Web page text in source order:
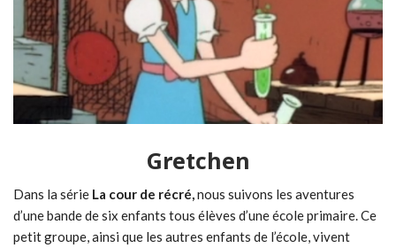
Gretchen
Dans la série La cour de récré, nous suivons les aventures
d’une bande de six enfants tous élèves d’une école primaire. Ce
petit groupe, ainsi que les autres enfants de l’école, vivent